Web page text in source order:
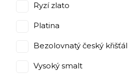
Ryzí zlato
Platina
Bezolovnatý český křišťál
Vysoký smalt